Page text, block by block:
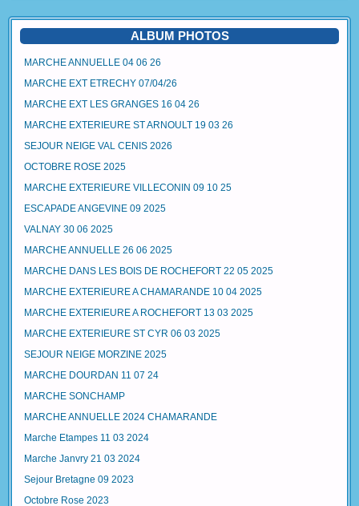
ALBUM PHOTOS
MARCHE ANNUELLE 04 06 26
MARCHE EXT ETRECHY 07/04/26
MARCHE EXT LES GRANGES 16 04 26
MARCHE EXTERIEURE ST ARNOULT 19 03 26
SEJOUR NEIGE VAL CENIS 2026
OCTOBRE ROSE 2025
MARCHE EXTERIEURE VILLECONIN 09 10 25
ESCAPADE ANGEVINE 09 2025
VALNAY 30 06 2025
MARCHE ANNUELLE 26 06 2025
MARCHE DANS LES BOIS DE ROCHEFORT 22 05 2025
MARCHE EXTERIEURE A CHAMARANDE 10 04 2025
MARCHE EXTERIEURE A ROCHEFORT 13 03 2025
MARCHE EXTERIEURE ST CYR 06 03 2025
SEJOUR NEIGE MORZINE 2025
MARCHE DOURDAN 11 07 24
MARCHE SONCHAMP
MARCHE ANNUELLE 2024 CHAMARANDE
Marche Etampes 11 03 2024
Marche Janvry 21 03 2024
Sejour Bretagne 09 2023
Octobre Rose 2023